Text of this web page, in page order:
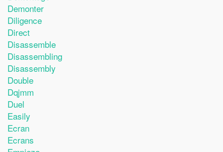
Demonter
Diligence
Direct
Disassemble
Disassembling
Disassembly
Double
Dqjmm
Duel
Easily
Ecran
Ecrans